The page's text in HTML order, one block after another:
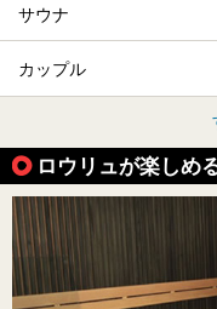
サウナ
カップル
ロウリュが楽しめ